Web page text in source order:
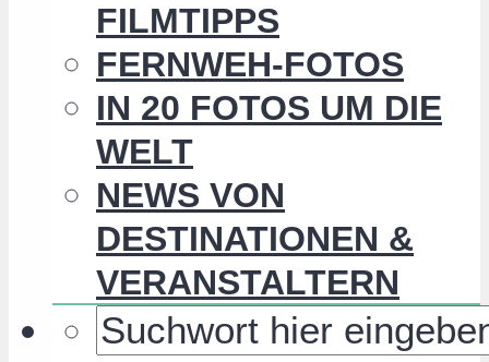
FILMTIPPS
FERNWEH-FOTOS
IN 20 FOTOS UM DIE
WELT
NEWS VON
DESTINATIONEN &
VERANSTALTERN